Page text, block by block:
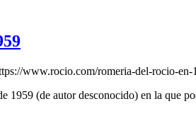
www.rocio.com/romeria-del-rocio-en-
1959 (de autor desconocido) en la que